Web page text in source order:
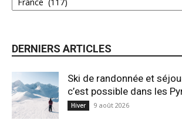
DERNIERS ARTICLES
Ski de randonnée et
c’est possible dans les
Hiver 9 août 2026